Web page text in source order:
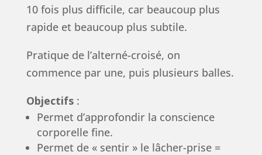
10 fois plus difficile, car beaucoup plus
rapide et beaucoup plus subtile.
Pratique de l’alterné-croisé, on
commence par une, puis plusieurs balles.
Objectifs:
Permet d’approfondir la conscience
corporelle fine.
Permet de « sentir » le lâcher-prise =